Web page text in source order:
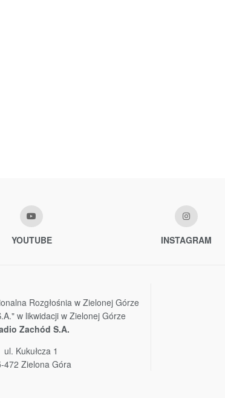
YOUTUBE INSTAGRAM
Rozgłośnia w Zielonej Górze
w likwidacji w Zielonej Górze
Zachód S.A.
ul. Kukułcza 1
472 Zielona Góra